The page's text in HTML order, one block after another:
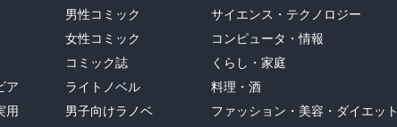
ア
用
男性コミック
女性コミック
コミック誌
ライトノベル
男子向けラノベ
サイエンス・テクノロジー
コンピュータ・情報
くらし・家庭
料理・酒
ファッション・美容・ダイエット